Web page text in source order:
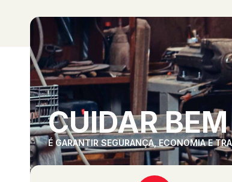
CUIDAR
É GARANTIR SEGURANÇA, ECONOMIA E